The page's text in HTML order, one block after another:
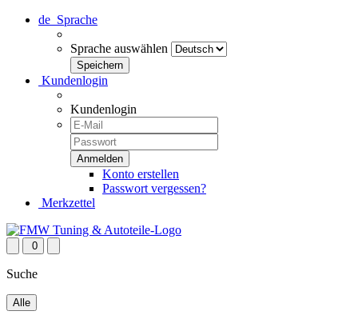
de Sprache
Sprache auswählen
Kundenlogin
Kundenlogin
Konto erstellen
Passwort vergessen?
Merkzettel
0
Suche
Alle